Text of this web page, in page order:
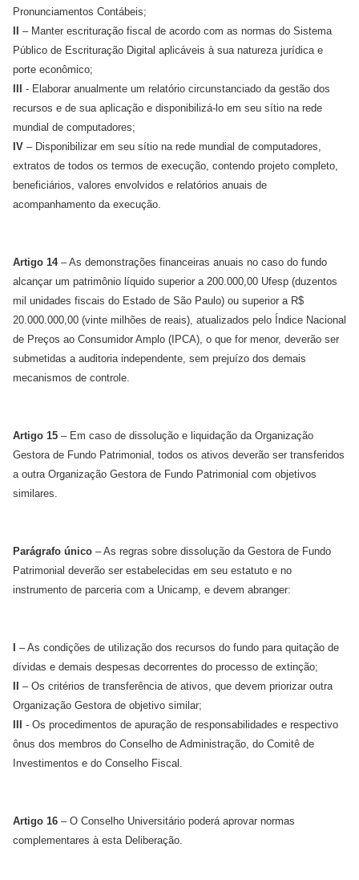
Pronunciamentos Contábeis;
– Manter escrituração fiscal de acordo com as normas do Sistema
Público de Escrituração Digital aplicáveis à sua natureza jurídica e
porte econômico;
- Elaborar anualmente um relatório circunstanciado da gestão dos
recursos e de sua aplicação e disponibilizá-lo em seu sítio na rede
mundial de computadores;
IV – Disponibilizar em seu sítio na rede mundial de computadores,
extratos de todos os termos de execução, contendo projeto completo,
beneficiários, valores envolvidos e relatórios anuais de
acompanhamento da execução.
Artigo 14– As demonstrações financeiras anuais no caso do fundo
alcançar um patrimônio líquido superior a 200.000,00 Ufesp (duzentos
mil unidades fiscais do Estado de São Paulo) ou superior a R$
20.000.000,00 (vinte milhões de reais), atualizados pelo Índice Nacional
de Preços ao Consumidor Amplo (IPCA), o que for menor, deverão ser
submetidas a auditoria independente, sem prejuízo dos demais
mecanismos de controle.
Artigo 15 – Em caso de dissolução e liquidação da Organização
Gestora de Fundo Patrimonial, todos os ativos deverão ser transferidos
a outra Organização Gestora de Fundo Patrimonial com objetivos
similares.
Parágrafo único – As regras sobre dissolução da Gestora de Fundo
Patrimonial deverão ser estabelecidas em seu estatuto e no
instrumento de parceria com a Unicamp, e devem abranger:
– As condições de utilização dos recursos do fundo para quitação de
dívidas e demais despesas decorrentes do processo de extinção;
– Os critérios de transferência de ativos, que devem priorizar outra
Organização Gestora de objetivo similar;
- Os procedimentos de apuração de responsabilidades e respectivo
ônus dos membros do Conselho de Administração, do Comitê de
Investimentos e do Conselho Fiscal.
Artigo 16 – O Conselho Universitário poderá aprovar normas
complementares à esta Deliberação.